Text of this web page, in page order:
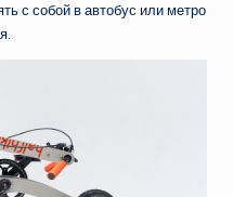
с собой в автобус или метро